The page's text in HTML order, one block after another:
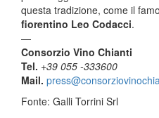
questa tradizione, come il
fiorentino Leo Codacci.
—
Consorzio Vino Chianti
Tel. +39 055 -333600
Mail.
Fonte: Galli Torrini Srl